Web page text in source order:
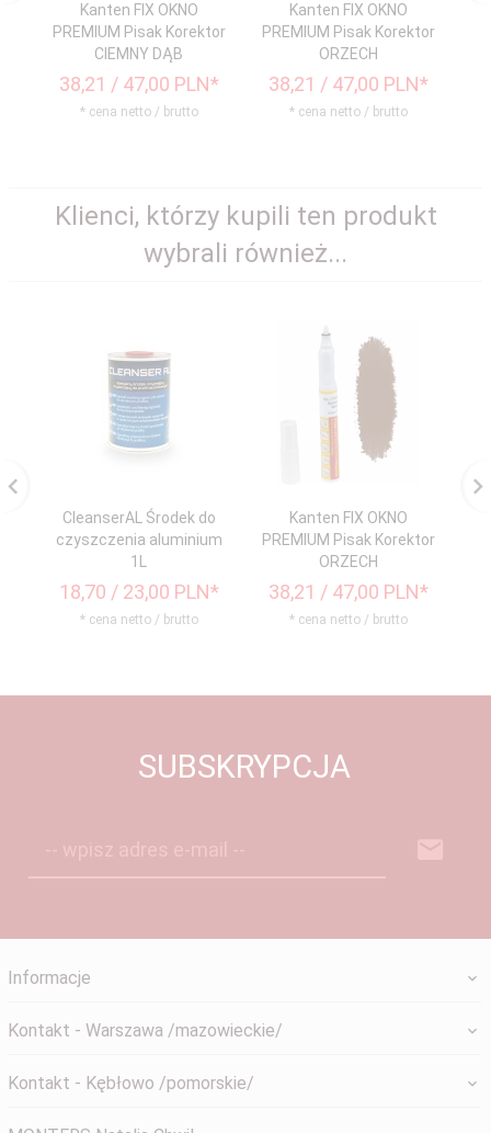
Kanten FIX OKNO
PREMIUM Pisak Korektor
CIEMNY DĄB
38,21 / 47,00 PLN*
* cena netto / brutto
Kanten FIX OKNO
PREMIUM Pisak Korektor
ORZECH
38,21 / 47,00 PLN*
* cena netto / brutto
Klienci, którzy kupili ten produkt
wybrali również...
CleanserAL Środek do
czyszczenia aluminium
1L
18,70 / 23,00 PLN*
* cena netto / brutto
Kanten FIX OKNO
PREMIUM Pisak Korektor
ORZECH
38,21 / 47,00 PLN*
* cena netto / brutto
SUBSKRYPCJA
Informacje
Kontakt - Warszawa /mazowieckie/
Kontakt - Kębłowo /pomorskie/